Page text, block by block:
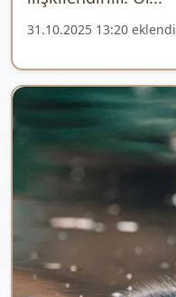
31.10.2025 13:20 eklendi